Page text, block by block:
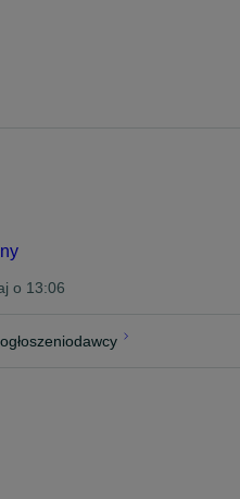
pozostałe ogłoszenia!
o 13:06